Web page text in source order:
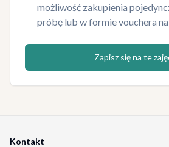
możliwość zakupienia
próbę lub w formie vouchera
Zapisz się na te
Kontakt